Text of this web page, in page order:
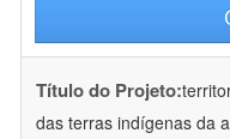
Título do Projeto:
das terras indígenas da